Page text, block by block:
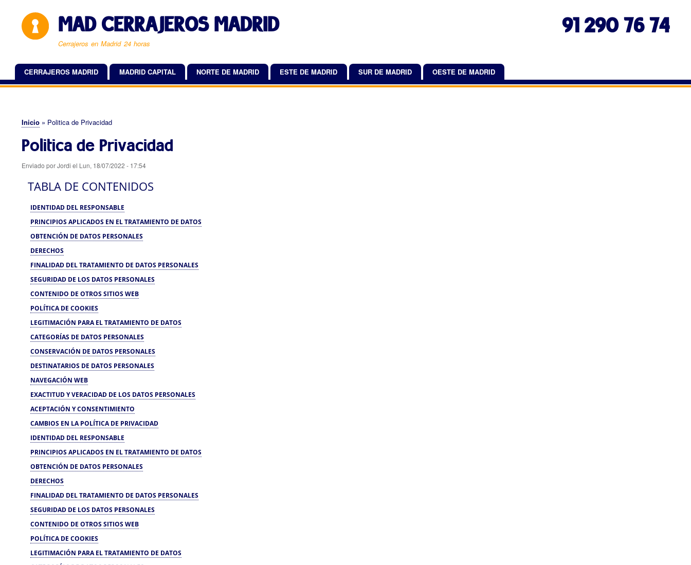
MAD CERRAJEROS MADRID
Cerrajeros en Madrid 24 horas
91 290 76 74
Navegación
principal
CERRAJEROS MADRID MADRID CAPITAL NORTE DE MADRID ESTE DE MADRID SUR DE MADRID OESTE DE MADRID
Sobrescribir
enlaces
de
ayuda
la
navegación
Inicio Politica de Privacidad
Politica de Privacidad
Enviado porJordi el Lun, 18/07/2022 - 17:54
TABLA DE CONTENIDOS
IDENTIDAD DEL RESPONSABLE
PRINCIPIOS APLICADOS EN EL TRATAMIENTO DE DATOS
OBTENCIÓN DE DATOS PERSONALES
DERECHOS
FINALIDAD DEL TRATAMIENTO DE DATOS PERSONALES
SEGURIDAD DE LOS DATOS PERSONALES
CONTENIDO DE OTROS SITIOS WEB
POLÍTICA DE COOKIES
LEGITIMACIÓN PARA EL TRATAMIENTO DE DATOS
CATEGORÍAS DE DATOS PERSONALES
CONSERVACIÓN DE DATOS PERSONALES
DESTINATARIOS DE DATOS PERSONALES
NAVEGACIÓN WEB
EXACTITUD Y VERACIDAD DE LOS DATOS PERSONALES
ACEPTACIÓN Y CONSENTIMIENTO
CAMBIOS EN LA POLÍTICA DE PRIVACIDAD
IDENTIDAD DEL RESPONSABLE
PRINCIPIOS APLICADOS EN EL TRATAMIENTO DE DATOS
OBTENCIÓN DE DATOS PERSONALES
DERECHOS
FINALIDAD DEL TRATAMIENTO DE DATOS PERSONALES
SEGURIDAD DE LOS DATOS PERSONALES
CONTENIDO DE OTROS SITIOS WEB
POLÍTICA DE COOKIES
LEGITIMACIÓN PARA EL TRATAMIENTO DE DATOS